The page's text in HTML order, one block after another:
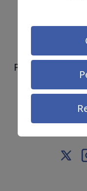
Asociación
sin ánimo de
Pública cuyo
y
promoviendo